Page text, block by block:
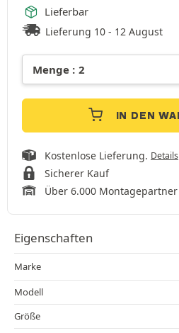
Lieferbar
Lieferung 10 - 12 August
IN DEN
Kostenlose Lieferung. Details
Sicherer Kauf
Über 6.000 Montagepartner
Eigenschaften
Marke
Modell
Größe